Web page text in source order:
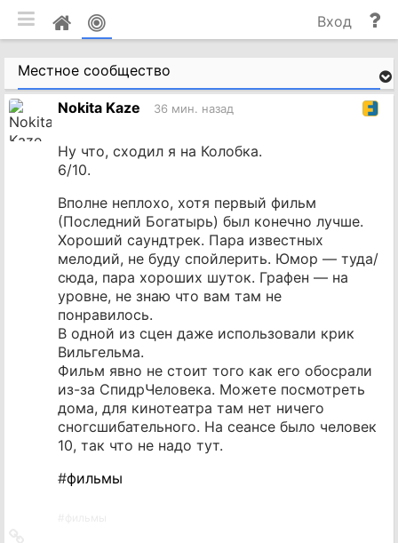
Мой
профиль
и
Вход
Местное сообщество
Nokita Kaze 36 мин. назад
Ну что, сходил я на Колобка.
6/10.
Вполне неплохо, хотя первый фильм
(Последний Богатырь) был конечно лучше.
Хороший саундтрек. Пара известных
мелодий, не буду спойлерить. Юмор — туда/
сюда, пара хороших шуток. Графен — на
уровне, не знаю что вам там не
понравилось.
В одной из сцен даже использовали крик
Вильгельма.
Фильм явно не стоит того как его обосрали
из-за СпидрЧеловека. Можете посмотреть
дома, для кинотеатра там нет ничего
сногсшибательного. На сеансе было человек
10, так что не надо тут.
#фильмы
мобильная версия